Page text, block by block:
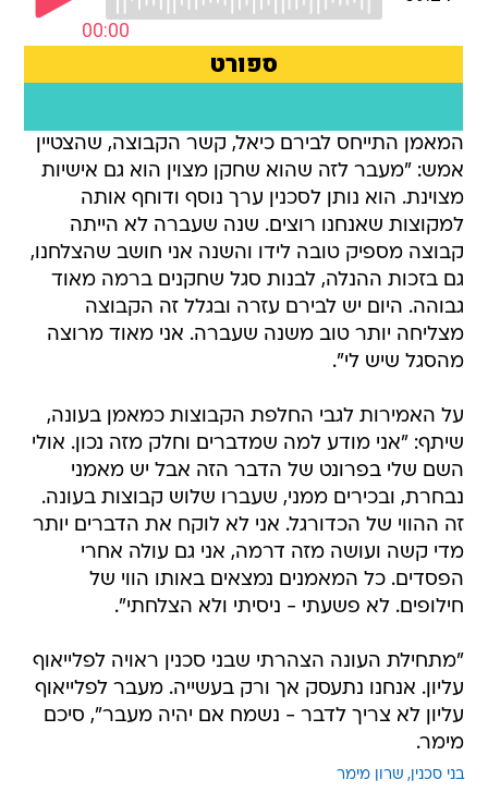
המאמן התייחס לבירם כיאל, קשר הקבוצה, שהצטיין
אמש: "מעבר לזה שהוא שחקן מצוין הוא גם אישיות
מצוינת. הוא נותן לסכנין ערך נוסף ודוחף אותה
למקוצות שאנחנו רוצים. שנה שעברה לא הייתה
קבוצה מספיק טובה לידו והשנה אני חושב שהצלחנו,
גם בזכות ההנלה, לבנות סגל שחקנים ברמה מאוד
גבוהה. היום יש לבירם עזרה ובגלל זה הקבוצה
מצליחה יותר טוב משנה שעברה. אני מאוד מרוצה
מהסגל שיש לי".
על האמירות לגבי החלפת הקבוצות כמאמן בעונה,
שיתף: "אני מודע למה שמדברים וחלק מזה נכון. אולי
השם שלי בפרונט של הדבר הזה אבל יש מאמני
נבחרת, ובכירים ממני, שעברו שלוש קבוצות בעונה.
זה ההווי של הכדורגל. אני לא לוקח את הדברים יותר
מדי קשה ועושה מזה דרמה, אני גם עולה אחרי
הפסדים. כל המאמנים נמצאים באותו הווי של
חילופים. לא פשעתי - ניסיתי ולא הצלחתי".
"מתחילת העונה הצהרתי שבני סכנין ראויה לפלייאוף
עליון. אנחנו נתעסק אך ורק בעשייה. מעבר לפלייאוף
עליון לא צריך לדבר - נשמח אם יהיה מעבר", סיכם
מימר.
בני סכנין שרון מימר